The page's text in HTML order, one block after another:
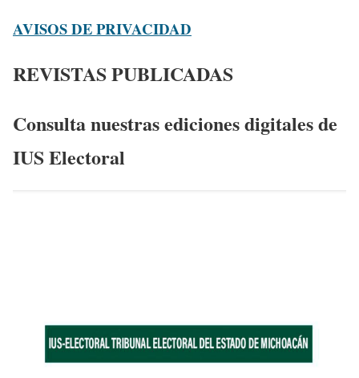
AVISOS DE PRIVACIDAD
REVISTAS PUBLICADAS
Consulta nuestras ediciones digitales de
IUS Electoral